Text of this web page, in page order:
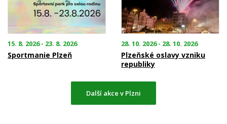
15. 8. 2026 - 23. 8. 2026
Sportmanie Plzeň
28. 10. 2026 - 28. 10. 2026
Plzeňské oslavy vzniku
republiky
Další akce v Plzni